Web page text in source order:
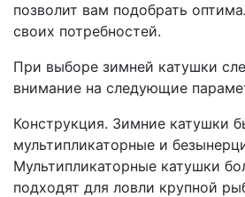
позволит вам подобрать
своих потребностей.
При выборе зимней катушки
внимание на следующие
Конструкция. Зимние катушки
мультипликаторные и
Мультипликаторные катушки
подходят для ловли крупной